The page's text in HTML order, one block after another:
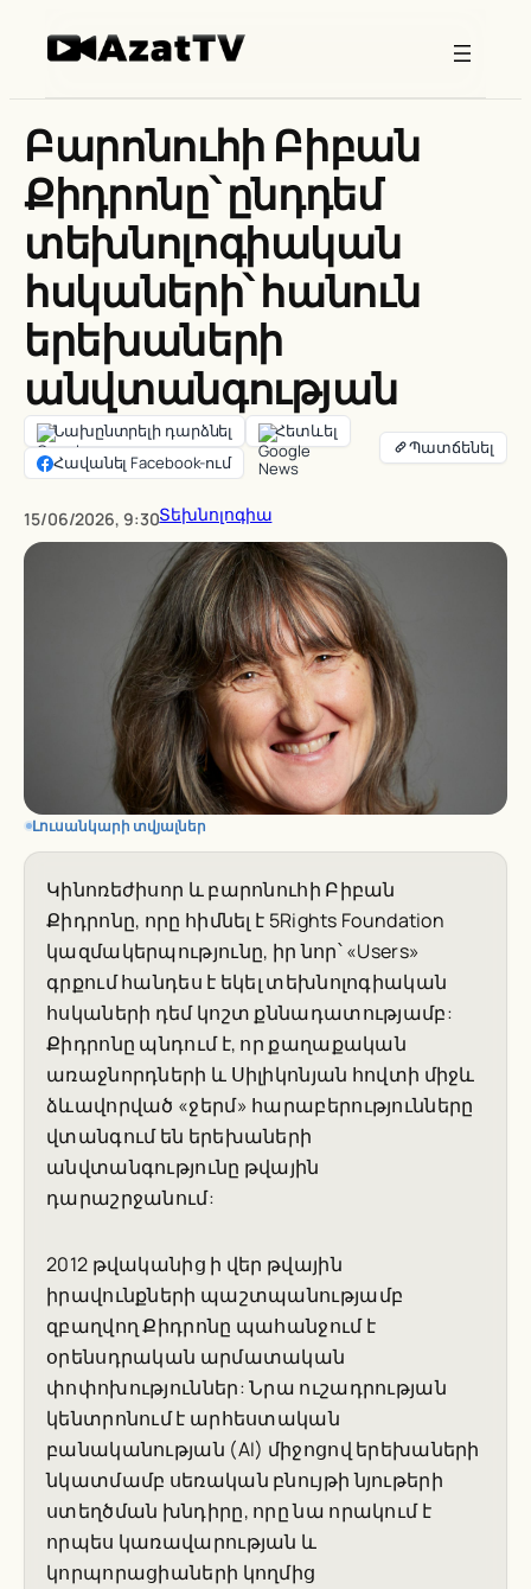
Բարոնուհի Բիբան
Քիդրոնը՝ ընդդեմ
տեխնոլոգիական
հսկաների՝ հանուն
երեխաների
անվտանգության
Նախընտրելի դարձնել
Հետևել
Հավանել Facebook-ում
15/06/2026, 9:30Տեխնոլոգիա
Լուսանկարի տվյալներ
Կինոռեժիսոր և բարոնուհի Բիբան
Քիդրոնը, որը հիմնել է 5Rights Foundation
կազմակերպությունը, իր նոր՝ «Users»
գրքում հանդես է եկել տեխնոլոգիական
հսկաների դեմ կոշտ քննադատությամբ:
Քիդրոնը պնդում է, որ քաղաքական
առաջնորդների և Սիլիկոնյան հովտի միջև
ձևավորված «ջերմ» հարաբերությունները
վտանգում են երեխաների
անվտանգությունը թվային
դարաշրջանում:
2012 թվականից ի վեր թվային
իրավունքների պաշտպանությամբ
զբաղվող Քիդրոնը պահանջում է
օրենսդրական արմատական
փոփոխություններ: Նրա ուշադրության
կենտրոնում է արհեստական
բանականության (AI) միջոցով երեխաների
նկատմամբ սեռական բնույթի նյութերի
ստեղծման խնդիրը, որը նա որակում է
որպես կառավարության և
կորպորացիաների կողմից